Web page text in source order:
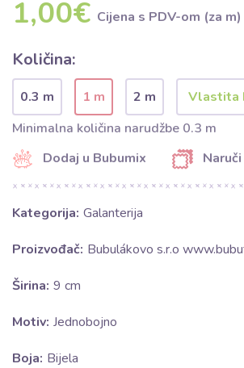
1,00€ Cijena s PDV-om (za m)
Količina:
0.3 m 1 m
2 m
Minimalna količina narudžbe 0.3 m
Dodaj u Bubumix
Kategorija: Galanterija
Proizvođač: Bubulákovo s.r.o
Širina: 9 cm
Motiv: Jednobojno
Boja: Bijela